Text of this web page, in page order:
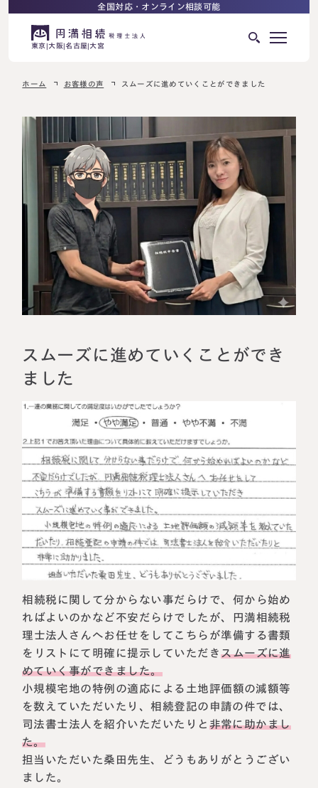
全国対応・オンライン相談可能
東京 大阪 名古屋 大宮
相続ロードマップ
はじめての方へ
ご相談の流れ
選ばれる理由
よくある質問
サービス紹介
相続が発生した方へ
相続税申告について
ご相談の流れ
料金表
相続に備えたい方へ
生前対策相談について
相続税試算について
料金表
選ばれる理由
よくある質問
お客様の声
私たちについて
選ばれる理由
税理士紹介
法人情報
相続について学ぶ
相続コラム
セミナー
円満相続ちゃんねる
円満相続塾（受講生募集中）
ホーム お客様の声 スムーズに進めていくことができました
スムーズに進めていくことができ
ました
相続税に関して分からない事だらけで、何から始め
ればよいのかなど不安だらけでしたが、円満相続税
理士法人さんへお任せをしてこちらが準備する書類
をリストにて明確に提示していただきスムーズに進
めていく事ができました。
小規模宅地の特例の適応による土地評価額の減額等
を数えていただいたり、相続登記の申請の件では、
司法書士法人を紹介いただいたりと 非常に助かまし
た。
担当いただいた桑田先生、どうもありがとうござい
ました。